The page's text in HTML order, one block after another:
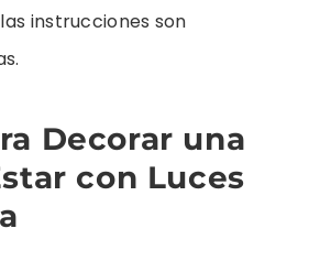
instrucciones son
Decorar una
con Luces